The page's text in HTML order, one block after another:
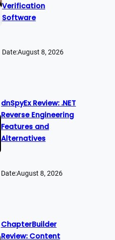
Verification
Software
Date:August 8, 2026
dnSpyEx Review: .NET
Reverse Engineering
Features and
Alternatives
Date:August 8, 2026
ChapterBuilder
Review: Content